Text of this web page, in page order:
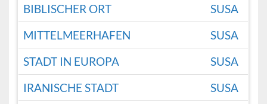
BIBLISCHER ORT
SUSA
MITTELMEERHAFEN
SUSA
STADT IN EUROPA
SUSA
IRANISCHE STADT
SUSA